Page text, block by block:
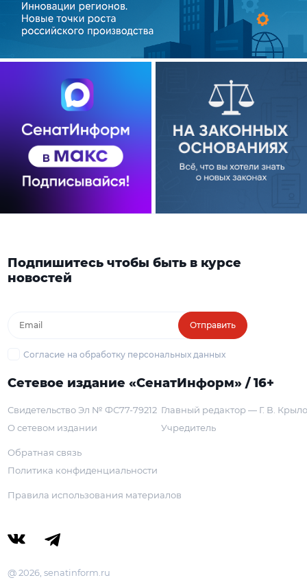
Подпишитесь чтобы быть в курсе
новостей
Отправить
Согласие на обработку персональных данных
Сетевое издание «СенатИнформ» / 16+
Свидетельство Эл № ФС77-79212
О сетевом издании
Главный редактор — Г. В.
Учредитель
Обратная связь
Политика конфиденциальности
Правила использования материалов
@ 2026, senatinform.ru